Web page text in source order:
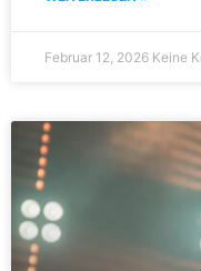
Februar 12, 2026 Keine